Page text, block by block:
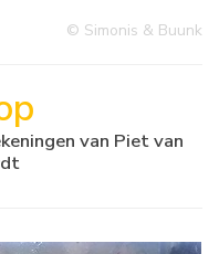
© Simonis & Buunk
van Piet van